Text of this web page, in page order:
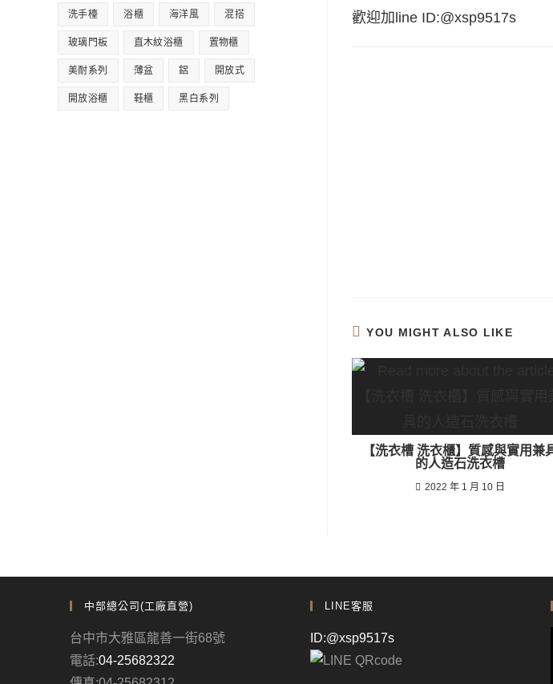
歡迎加line ID:@xsp9517s
YOU MIGHT ALSO LIKE
【洗衣槽 洗衣櫃】質感與實用兼
的人造石洗衣槽
2022 年 1 月 10 日
洗手檯 浴櫃 海洋風 混搭
玻璃門板 直木紋浴櫃 置物櫃
美耐系列 薄盆 鋁 開放式
開放浴櫃 鞋櫃 黑白系列
中部總公司(工廠直營)
台中市大雅區龍善一街68號
電話:04-25682322
LINE客服
ID:@xsp9517s